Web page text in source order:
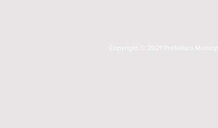
Copyright © 2021 Prefeitura